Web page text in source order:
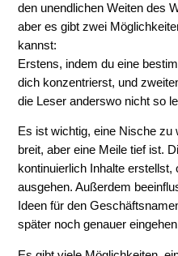
den unendlichen Weiten des
aber es gibt zwei
kannst:
Erstens, indem du eine
dich konzentrierst, und
die Leser anderswo nicht so
Es ist wichtig, eine Nische zu
breit, aber eine Meile tief ist.
kontinuierlich Inhalte erstellst,
ausgehen. Außerdem
Ideen für den
später noch genauer